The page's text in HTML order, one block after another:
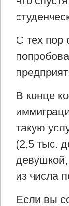
С тех пор
В конце
такую
(2,5 тыс.
из числа
Если вы